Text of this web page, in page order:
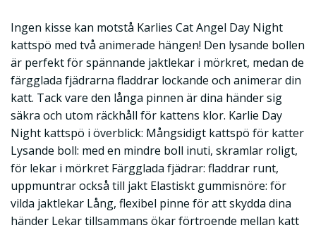
Ingen kisse kan motstå Karlies Cat Angel Day Night
kattspö med två animerade hängen! Den lysande bollen
är perfekt för spännande jaktlekar i mörkret, medan de
färgglada fjädrarna fladdrar lockande och animerar din
katt. Tack vare den långa pinnen är dina händer sig
säkra och utom räckhåll för kattens klor. Karlie Day
Night kattspö i överblick: Mångsidigt kattspö för katter
Lysande boll: med en mindre boll inuti, skramlar roligt,
för lekar i mörkret Färgglada fjädrar: fladdrar runt,
uppmuntrar också till jakt Elastiskt gummisnöre: för
vilda jaktlekar Lång, flexibel pinne för att skydda dina
händer Lekar tillsammans ökar förtroende mellan katt